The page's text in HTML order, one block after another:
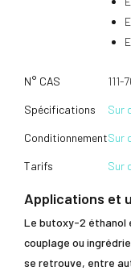
N° CAS 111-
Spécifications Sur
ConditionnementSur
Tarifs Sur
Applications et
Le butoxy-2 éthanol
couplage ou
se retrouve, entre